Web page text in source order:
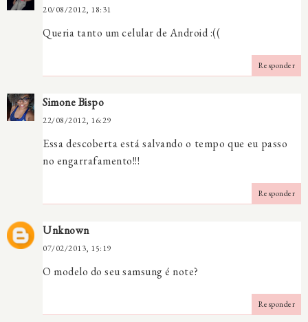
20/08/2012, 18:31
Queria tanto um celular de Android :((
Responder
Simone Bispo
22/08/2012, 16:29
Essa descoberta está salvando o tempo que eu passo
no engarrafamento!!!
Responder
Unknown
07/02/2013, 15:19
O modelo do seu samsung é note?
Responder